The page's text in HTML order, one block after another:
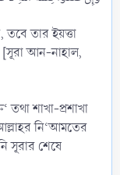
তার ইয়ত্তা
[সূরা আন-নাহাল,
শাখা-প্রশাখা
নি‘আমতের
সূরার শেষে